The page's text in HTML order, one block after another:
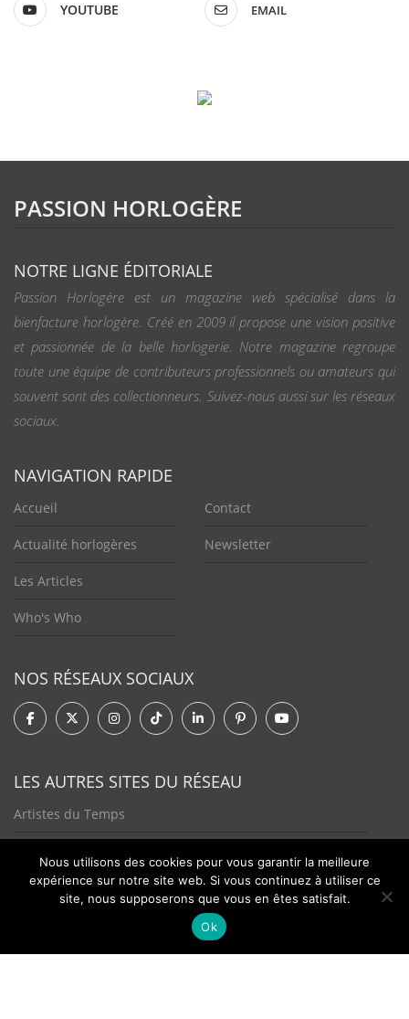
YOUTUBE EMAIL
PASSION HORLOGÈRE
NOTRE LIGNE ÉDITORIALE
Passion Horlogère est un magazine web spécialisé dans la
bienfacture horlogère. Créé en 2009 il propose une vision positive
et passionnée de la belle horlogerie. Notre magazine regroupe
toute une équipe de contributeurs professionnels ou amateurs qui
souvent sont des collectionneurs. Suivez-nous aussi sur les réseaux
sociaux.
NAVIGATION RAPIDE
Accueil
Actualité horlogères
Les Articles
Who's Who
Contact
Newsletter
NOS RÉSEAUX SOCIAUX
LES AUTRES SITES DU RÉSEAU
Artistes du Temps
Nous utilisons des cookies pour vous garantir la meilleure
expérience sur notre site web. Si vous continuez à utiliser ce
site, nous supposerons que vous en êtes satisfait.
Ok